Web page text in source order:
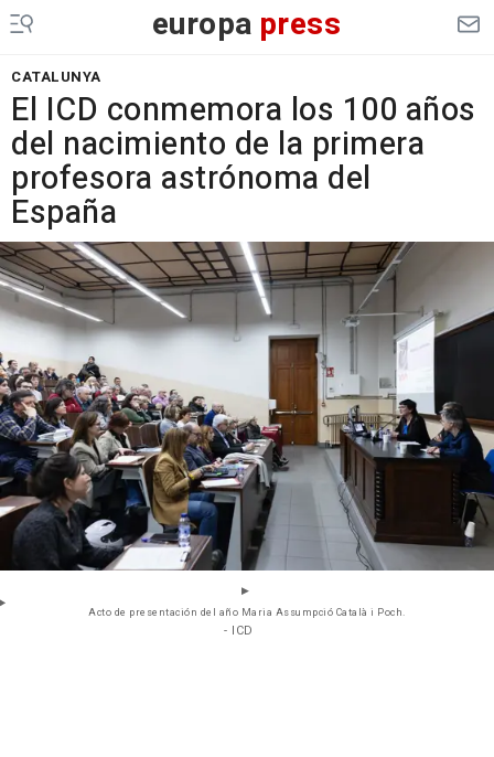
europa press
CATALUNYA
El ICD conmemora los 100 años
del nacimiento de la primera
profesora astrónoma del
España
Acto de presentación del año Maria Assumpció Català i Poch.
- ICD